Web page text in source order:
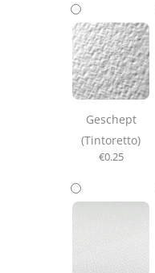
Geschept
(Tintoretto)
€0.25